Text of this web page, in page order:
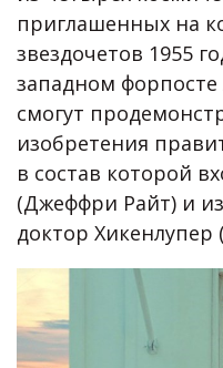
приглашенных на
звездочетов 1955
западном
смогут
изобретения
в состав которой
(Джеффри Райт) и
доктор Хикенлупер